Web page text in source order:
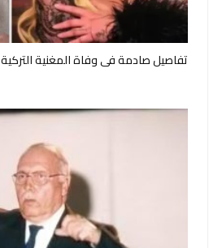
تفاصيل صادمة في وفاة المغنية التركية Güllü.. ابنتها قتلتها عمداً